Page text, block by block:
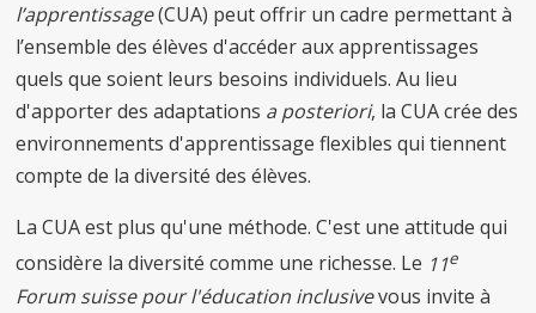
l’apprentissage(CUA) peut offrir un cadre permettant à
l’ensemble des élèves d'accéder aux apprentissages
quels que soient leurs besoins individuels. Au lieu
d'apporter des adaptations a posteriori, la CUA crée des
environnements d'apprentissage flexibles qui tiennent
compte de la diversité des élèves.
La CUA est plus qu'une méthode. C'est une attitude qui
considère la diversité comme une richesse. Le 11e
Forum suisse pour l'éducation inclusivevous invite à